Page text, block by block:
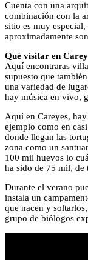
Cuenta con una
combinación con la
sitio es muy
aproximadamente
Qué visitar en
Aquí encontraras
supuesto que
una variedad de
hay música en vivo,
Aquí en Careyes,
ejemplo como en
donde llegan las
zona como un
100 mil huevos lo
ha sido de 75 mil, de
Durante el verano
instala un
que nacen y
grupo de biólogos